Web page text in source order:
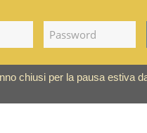
chiusi per la pausa estiva